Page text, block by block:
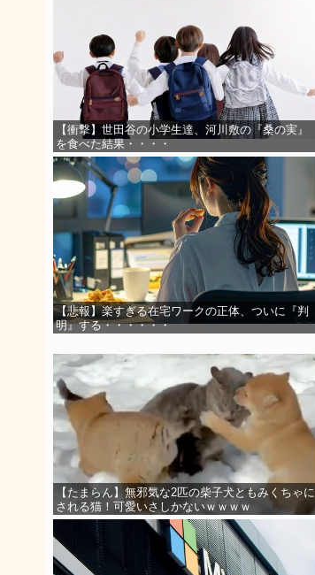
【衝撃】世田谷の小学生達、河川敷の『桑の実』
を食べた結果・・・・
【悲報】楽すぎる在宅ワークの正体、ついに『判
明』する・・・・・・
【たまらん】無邪気な2匹の柴子犬ともみくちゃに
される猫！可愛いさしかないｗｗｗｗ